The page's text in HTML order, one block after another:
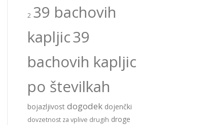
2 39 bachovih
kapljic39
bachovih kapljic
po številkah
bojazljivost dogodek dojenčki
dovzetnost za vplive drugih droge